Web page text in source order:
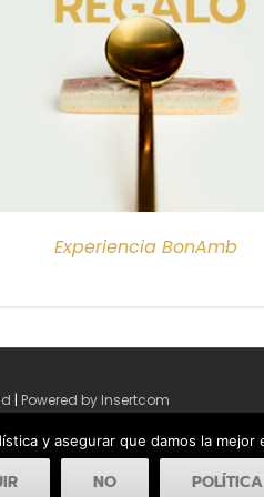
Experiencia BonAmb
| Powered by Insertcom
y asegurar que damos la
NO